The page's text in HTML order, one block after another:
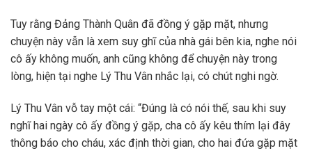
Tuy rằng Đảng Thành Quân đã đồng ý gặp mặt, nhưng
chuyện này vẫn là xem suy ghĩ của nhà gái bên kia, nghe nói
cô ấy không muốn, anh cũng không để chuyện này trong
lòng, hiện tại nghe Lý Thu Vân nhắc lại, có chút nghi ngờ.
Lý Thu Vân vỗ tay một cái: “Đúng là có nói thế, sau khi suy
nghĩ hai ngày cô ấy đồng ý gặp, cha cô ấy kêu thím lại đây
thông báo cho cháu, xác định thời gian, cho hai đứa gặp mặt